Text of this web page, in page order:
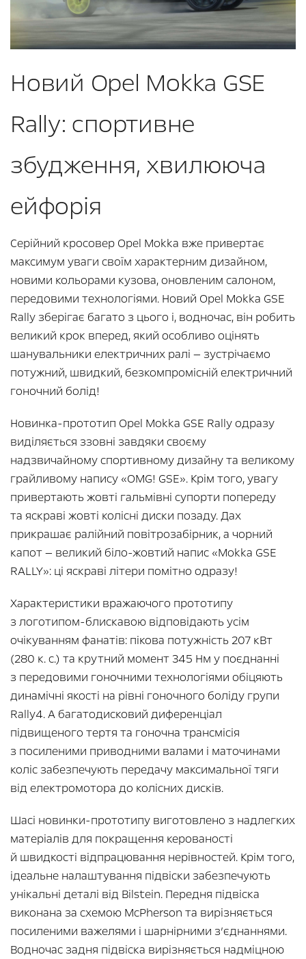
Новий Opel Mokka GSE
Rally: спортивне
збудження, хвилююча
ейфорія
Серійний кросовер Opel Mokka вже привертає
максимум уваги своїм характерним дизайном,
новими кольорами кузова, оновленим салоном,
передовими технологіями. Новий Opel Mokka GSE
Rally зберігає багато з цього і, водночас, він робить
великий крок вперед, який особливо оцінять
шанувальники електричних ралі — зустрічаємо
потужний, швидкий, безкомпромісній електричний
гоночний болід!
Новинка-прототип Opel Mokka GSE Rally одразу
виділяється ззовні завдяки своєму
надзвичайному спортивному дизайну та великому
грайливому напису «OMG! GSE». Крім того, увагу
привертають жовті гальмівні супорти попереду
та яскраві жовті колісні диски позаду. Дах
прикрашає ралійний повітрозабірник, а чорний
капот — великий біло-жовтий напис «Mokka GSE
RALLY»: ці яскраві літери помітно одразу!
Характеристики вражаючого прототипу
з логотипом-блискавою відповідають усім
очікуванням фанатів: пікова потужність 207 кВт
(280 к. с.) та крутний момент 345 Нм у поєднанні
з передовими гоночними технологіями обіцяють
динамічні якості на рівні гоночного боліду групи
Rally4. А багатодисковий диференціал
підвищеного тертя та гоночна трансмісія
з посиленими приводними валами і маточинами
коліс забезпечують передачу максимальної тяги
від електромотора до колісних дисків.
Шасі новинки-прототипу виготовлено з надлегких
матеріалів для покращення керованості
й швидкості відпрацювання нерівностей. Крім того,
ідеальне налаштування підвіски забезпечують
унікальні деталі від Bilstein. Передня підвіска
виконана за схемою McPherson та вирізняється
посиленими важелями і шарнірними з’єднаннями.
Водночас задня підвіска вирізняється надміцною